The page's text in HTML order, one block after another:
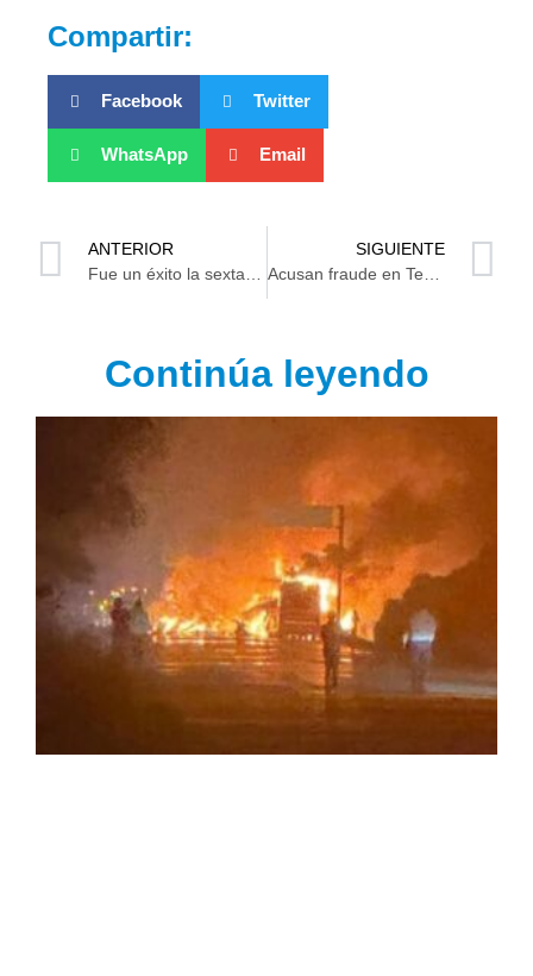
Compartir:
Facebook Twitter
WhatsApp Email
ANTERIOR
SIGUIENTE
Continúa leyendo